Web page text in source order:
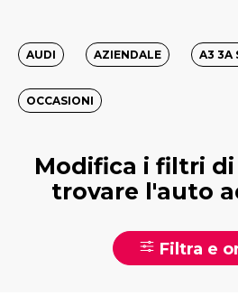
AUDI AZIENDALE A3 3A
OCCASIONI
Modifica i filtri
trovare l'auto
Filtra e